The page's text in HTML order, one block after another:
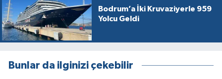
Bodrum’a İki Kruvaziyerle 959
Yolcu Geldi
Bunlar da ilginizi çekebilir